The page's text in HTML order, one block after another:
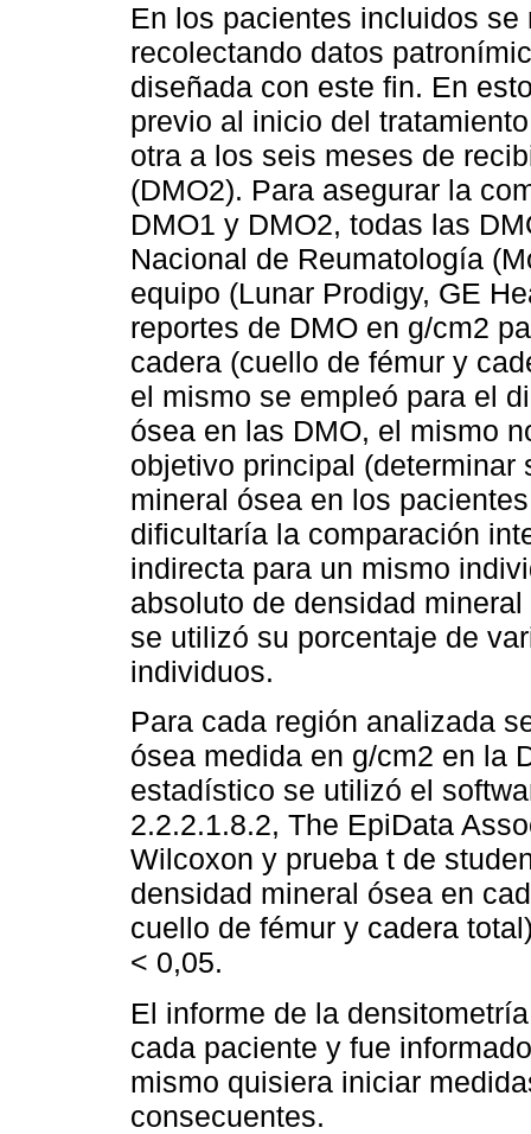
En los pacientes incluidos
recolectando datos
diseñada con este fin. En
previo al inicio del
otra a los seis meses de
(DMO2). Para asegurar la
DMO1 y DMO2, todas las
Nacional de Reumatología
equipo (Lunar Prodigy, GE
reportes de DMO en g/cm2
cadera (cuello de fémur y
el mismo se empleó para el
ósea en las DMO, el mismo
objetivo principal
mineral ósea en los
dificultaría la comparación
indirecta para un mismo
absoluto de densidad
se utilizó su porcentaje de
individuos.
Para cada región analizada
ósea medida en g/cm2 en la
estadístico se utilizó el
2.2.2.1.8.2, The EpiData
Wilcoxon y prueba t de
densidad mineral ósea en
cuello de fémur y cadera
< 0,05.
El informe de la
cada paciente y fue
mismo quisiera iniciar
consecuentes.